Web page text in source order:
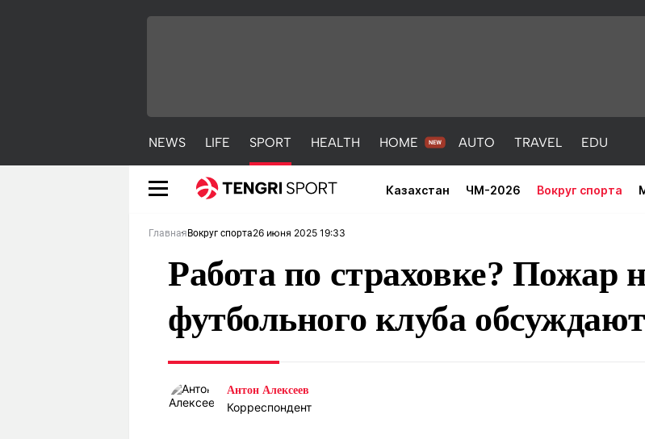
NEWS LIFE SPORT HEALTH HOME AUTO TRAVEL EDU
Казахстан ЧМ-2026 Вокруг спорта
NEWS
Погода
HEALTH
ГлавнаяВокруг спорта26 июня 2025 19:33
Работа по страховке? Пожар
футбольного клуба
Антон Алексеев
Корреспондент